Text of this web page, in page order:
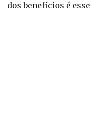
dos benefícios é